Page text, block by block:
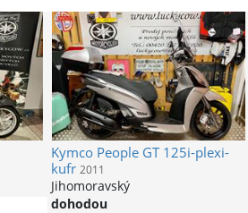
KymcoPeople GT 125i-plexi-
kufr 2011
Jihomoravský
dohodou